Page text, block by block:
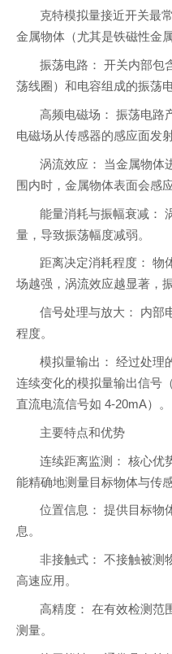
克特模拟量接近开关最
金属物体（尤其是铁磁性金
振荡电路： 开关内部包
荡线圈）和电容组成的振荡电
高频电磁场： 振荡电路
电磁场从传感器的感应面发射
涡流效应： 当金属物体
围内时，金属物体表面会感
能量消耗与振幅衰减：
量，导致振荡幅度减弱。
距离决定消耗程度： 物
场越强，涡流效应越显著，
信号处理与放大： 内部
程度。
模拟量输出： 经过处理
连续变化的模拟量输出信号
直流电流信号如 4-20mA）。
主要特点和优势
连续距离监测： 核心优
能精确地测量目标物体与传
位置信息： 提供目标物
息。
非接触式： 不接触被测
高速应用。
高精度： 在有效检测范
测量。